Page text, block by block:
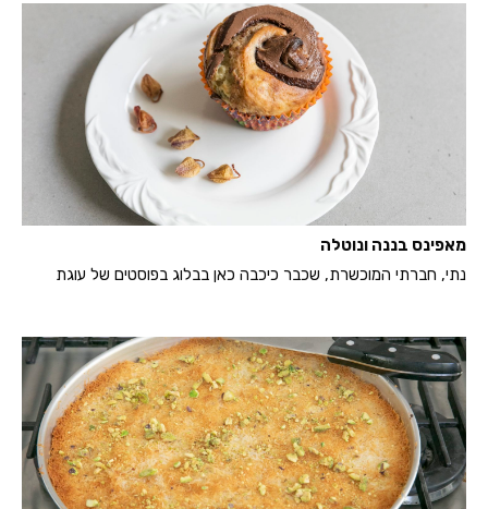
מאפינס בננה ונוטלה
נתי, חברתי המוכשרת, שכבר כיכבה כאן בבלוג בפוסטים של עוגת